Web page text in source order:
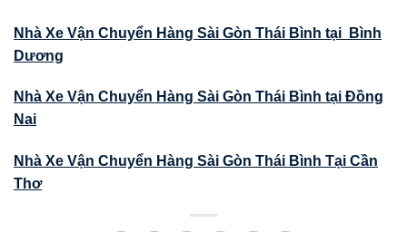
Nhà Xe Vận Chuyển Hàng Sài Gòn Thái Bình tại Bình
Dương
Nhà Xe Vận Chuyển Hàng Sài Gòn Thái Bình tại Đồng
Nai
Nhà Xe Vận Chuyển Hàng Sài Gòn Thái Bình Tại Cần
Thơ